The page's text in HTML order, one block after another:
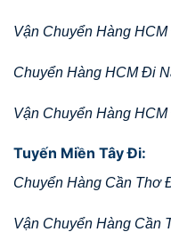
Vận Chuyển Hàng
Chuyển Hàng HCM Đi
Vận Chuyển Hàng
Tuyến Miền Tây Đi:
Chuyển Hàng Cần Thơ
Vận Chuyển Hàng Cần